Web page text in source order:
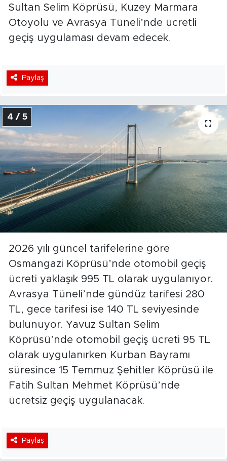
Sultan Selim Köprüsü, Kuzey Marmara
Otoyolu ve Avrasya Tüneli’nde ücretli
geçiş uygulaması devam edecek.
Paylaş
4 / 5
2026 yılı güncel tarifelerine göre
Osmangazi Köprüsü’nde otomobil geçiş
ücreti yaklaşık 995 TL olarak uygulanıyor.
Avrasya Tüneli’nde gündüz tarifesi 280
TL, gece tarifesi ise 140 TL seviyesinde
bulunuyor. Yavuz Sultan Selim
Köprüsü’nde otomobil geçiş ücreti 95 TL
olarak uygulanırken Kurban Bayramı
süresince 15 Temmuz Şehitler Köprüsü ile
Fatih Sultan Mehmet Köprüsü’nde
ücretsiz geçiş uygulanacak.
Paylaş